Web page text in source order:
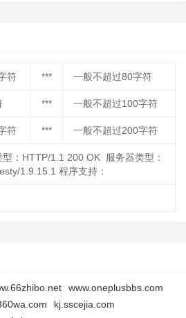
符 *** 一般不超过80字符
*** 一般不超过100字符
符 *** 一般不超过200字符
型：HTTP/1.1 200 OK 服务器类型：
1.9.15.1 程序支持：
www.oneplusbbs.com
kj.sscejia.com